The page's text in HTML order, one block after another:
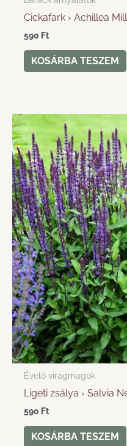
Cickafark › Achillea
590 Ft
KOSÁRBA TESZEM
Évelő virágmagok
Ligeti zsálya › Salvia
590 Ft
KOSÁRBA TESZEM